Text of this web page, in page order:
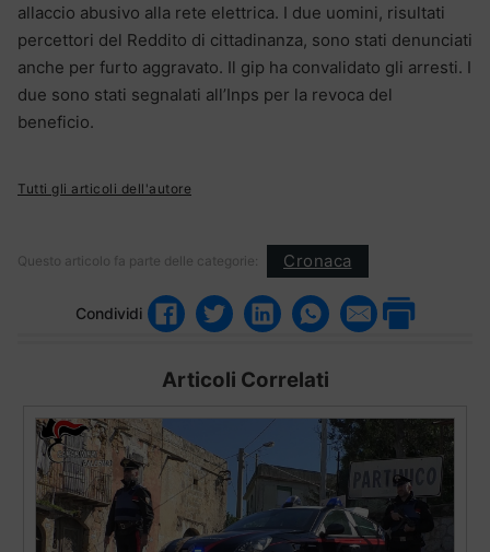
allaccio abusivo alla rete elettrica. I due uomini, risultati
percettori del Reddito di cittadinanza, sono stati denunciati
anche per furto aggravato. Il gip ha convalidato gli arresti. I
due sono stati segnalati all’Inps per la revoca del
beneficio.
Tutti gli articoli dell'autore
Questo articolo fa parte delle categorie: Cronaca
Condividi
Articoli Correlati